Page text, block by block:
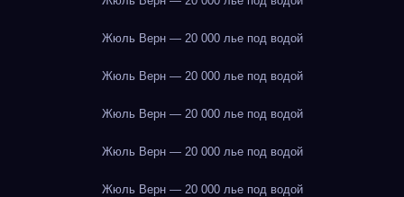
Жюль Верн — 20 000 лье под водой
Жюль Верн — 20 000 лье под водой
Жюль Верн — 20 000 лье под водой
Жюль Верн — 20 000 лье под водой
Жюль Верн — 20 000 лье под водой